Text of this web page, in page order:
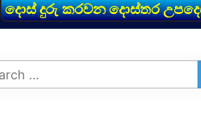
දොස් දුරු කරවන දොස්තර